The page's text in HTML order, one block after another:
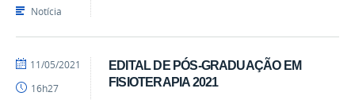
Notícia
EDITAL DE PÓS-GRADUAÇÃO EM
FISIOTERAPIA 2021
por
Batista
publicado
11/05/2021
16h27